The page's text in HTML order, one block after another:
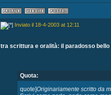
Inviato il 18-4-2003 at 12:11
tra scrittura e oralità: il paradosso
Quota:
quote]Originariamente scritto da